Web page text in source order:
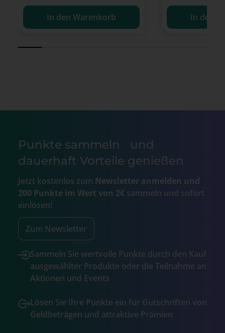
In den Warenkorb In den
Punkte sammeln und
dauerhaft Vorteile genießen
Jetzt kostenlos zum Newsletter anmelden und
200 Punkte im Wert von 2€ sammeln und sofort
einlösen!
Zum Newsletter
Sammeln Sie wertvolle Punkte durch den Kauf
ausgewählter Produkte oder die Teilnahme an
Aktionen und Events
Lösen Sie Ihre Punkte ein für Gutschriften von
Geldbeträgen und attraktive Prämien